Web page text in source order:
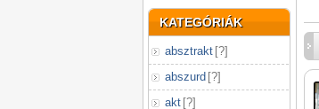
KATEGÓRIÁK
absztrakt [?]
abszurd [?]
akt [?]